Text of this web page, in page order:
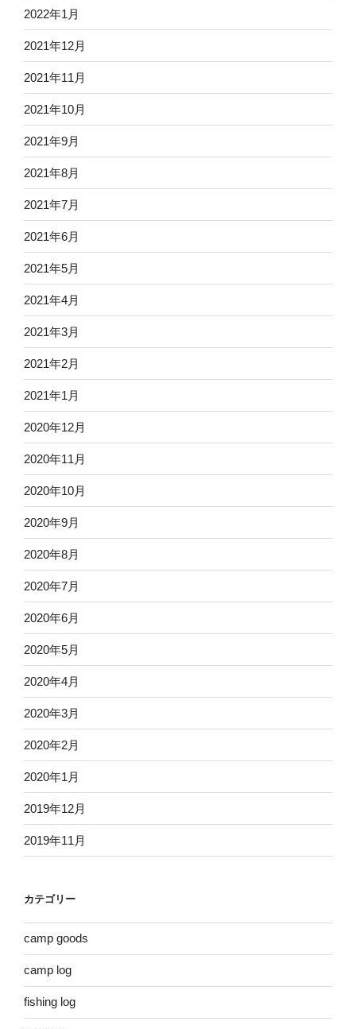
2022年1月
2021年12月
2021年11月
2021年10月
2021年9月
2021年8月
2021年7月
2021年6月
2021年5月
2021年4月
2021年3月
2021年2月
2021年1月
2020年12月
2020年11月
2020年10月
2020年9月
2020年8月
2020年7月
2020年6月
2020年5月
2020年4月
2020年3月
2020年2月
2020年1月
2019年12月
2019年11月
カテゴリー
camp goods
camp log
fishing log